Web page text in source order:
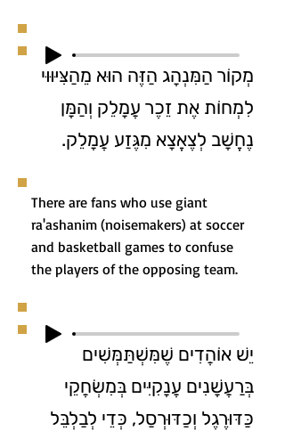
מְקוֹר הַמִּנְהָג הַזֶּה הוּא מֵהַצִּיּוּוּי
לִמְחוֹת אֶת זֵכֶר עֲמָלֵק וְהַמָּן
נֶחֱשָׁב לְצֶאֱצָא מִגֶּזַע עֲמָלֵק.
There are fans who use giant
ra'ashanim (noisemakers) at soccer
and basketball games to confuse
the players of the opposing team.
יֵשׁ אוֹהֲדִים שֶׁמִּשְׁתַּמְּשִׁים
בְּרַעֲשָׁנִים עֲנָקִיִּים בְּמִשְׂחֲקֵי
כַּדּוּרֶגֶל וְכַדּוּרְסַל, כְּדֵי לְבַלְבֵּל